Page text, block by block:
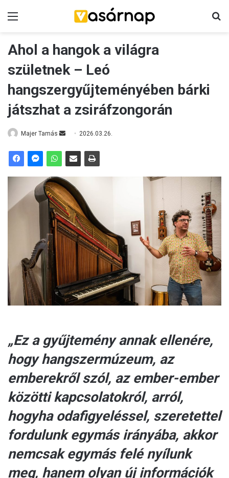
Ahol a hangok a világra
születnek – Leó
hangszergyűjteményében bárki
játszhat a zsiráfzongorán
Majer Tamás
a
n
e
m
a
i
l
2026.03.26.
„Ez a gyűjtemény annak ellenére,
hogy hangszermúzeum, az
emberekről szól, az ember-ember
közötti kapcsolatokról, arról,
hogyha odafigyeléssel, szeretettel
fordulunk egymás irányába, akkor
nemcsak egymás felé nyílunk
meg, hanem olyan új információk